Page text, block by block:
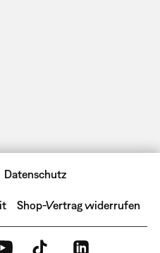
Datenschutz
Shop-Vertrag widerrufen